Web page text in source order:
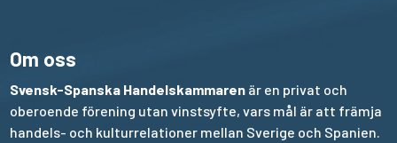
Om oss
Svensk-Spanska Handelskammaren är en privat och
oberoende förening utan vinstsyfte, vars mål är att främja
handels- och kulturrelationer mellan Sverige och Spanien.